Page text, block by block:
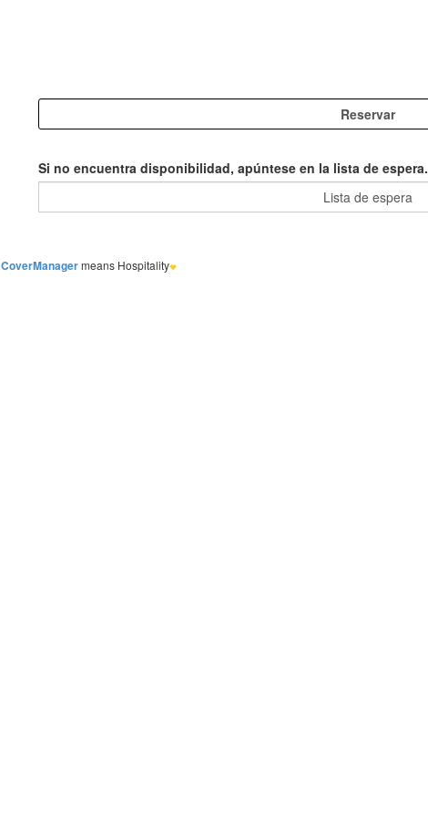
Si no encuentra disponibilidad, apúntese en la lista de espera.
CoverManagermeans Hospitality